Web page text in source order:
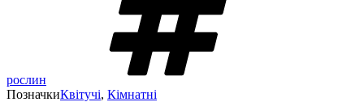
рослин
ПозначкиКвітучі, Кімнатні